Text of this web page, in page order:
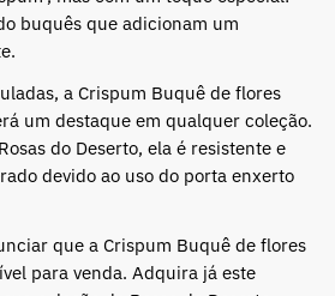
buquês que adicionam um
a Crispum Buquê de flores
um destaque em qualquer coleção.
do Deserto, ela é resistente e
devido ao uso do porta enxerto
que a Crispum Buquê de flores
para venda. Adquira já este